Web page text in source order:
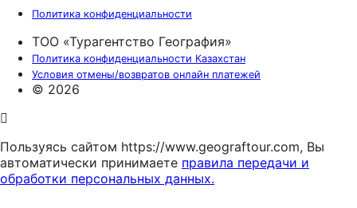
Политика конфиденциальности
ТОО «Турагентство География»
Политика конфиденциальности Казахстан
Условия отмены/возвратов онлайн платежей
© 2026
Пользуясь сайтом https://www.geograftour.com, Вы
автоматически принимаете правила передачи и
обработки персональных данных.